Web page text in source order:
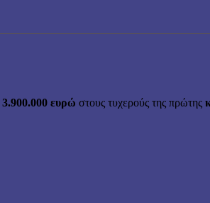
3.900.000 ευρώ στους τυχερούς της πρώτης